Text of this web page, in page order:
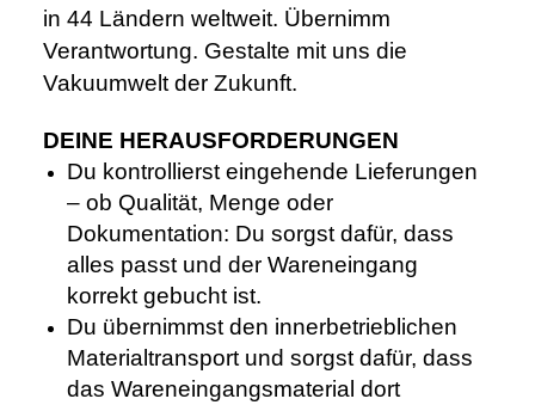
in 44 Ländern weltweit. Übernimm
Verantwortung. Gestalte mit uns die
Vakuumwelt der Zukunft.
DEINE HERAUSFORDERUNGEN
Du kontrollierst eingehende Lieferungen
– ob Qualität, Menge oder
Dokumentation: Du sorgst dafür, dass
alles passt und der Wareneingang
korrekt gebucht ist.
Du übernimmst den innerbetrieblichen
Materialtransport und sorgst dafür, dass
das Wareneingangsmaterial dort